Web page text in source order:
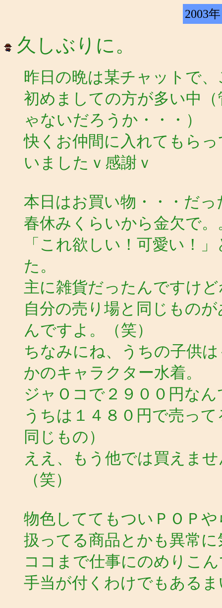
2003
久しぶりに。
昨日の晩は某チャットで
初めましての方が多い中
ゃないだろうか・・・）
快くお仲間に入れてもら
いましたｖ感謝ｖ
本日はお買い物・・・だ
春休みくらいから金欠で。
「これ欲しい！可愛い！
た。
主に雑貨だったんですけ
自分の売り場と同じもの
んですよ。（笑）
ちなみにね、うちの子供
かのキャラクター水着。
ジャＯコで２９００円な
うちは１４８０円で売っ
同じもの）
ええ、もう他では買えま
（笑）
物色しててもついＰＯＰ
扱ってる商品とかも異常
ココまで仕事にのめりこ
手当が付くわけでもある